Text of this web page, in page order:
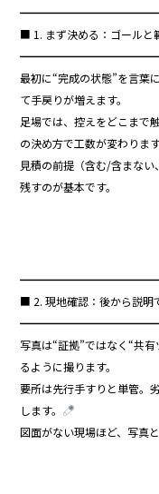
■ 1. まず決める：ゴールと
最初に“完成の状態”を言葉
て手戻りが増えます。
足場では、控えをどこまで
の決め方で工数が変わります
見積の前提（含む/含まな
残すのが基本です。
■ 2. 現地確認：後から説明
写真は“証拠”ではなく“共
るように撮ります。
要所は先行手すりと単管。
します。
図面がない現場ほど、写真